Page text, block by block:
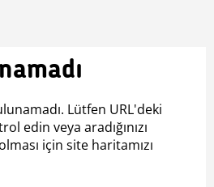
Lütfen URL'deki
edin veya aradığınızı
için site haritamızı